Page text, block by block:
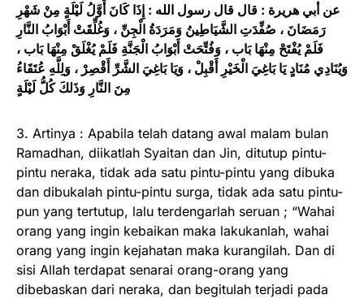
عن أبي هريرة : قال قال رسول الله : إِذَا كَانَ أَوَّلُ لَيْلَةٍ مِنْ شَهْرِ
رَمَضَانَ ، صُفِّدَتِ الشَّيَاطِينُ وَمَرَدَةُ الْجِنِّ ، وَغُلِّقَتْ أَبْوَابُ النَّارِ
فَلَمْ يُفْتَحْ مِنْهَا بَاب ، وَفُتِّحَتْ أَبْوَابُ الْجَنَّةِ فَلَمْ يُغْلَقْ مِنْهَا بَاب ،
وَيُنَادِي مُنَادٍ يَا بَاغِيَ الْخَيْرِ أَقْبِلْ ، وَيَا بَاغِيَ الشَّرِّ أَقْصِرْ ، وَلِلَّهِ عُتَقَاءُ
مِنَ النَّارِ وَذَلكَ كُلُّ لَيْلَةٍ
3. Artinya : Apabila telah datang awal malam bulan
Ramadhan, diikatlah Syaitan dan Jin, ditutup pintu-
pintu neraka, tidak ada satu pintu-pintu yang dibuka
dan dibukalah pintu-pintu surga, tidak ada satu pintu-
pun yang tertutup, lalu terdengarlah seruan ; “Wahai
orang yang ingin kebaikan maka lakukanlah, wahai
orang yang ingin kejahatan maka kurangilah. Dan di
sisi Allah terdapat senarai orang-orang yang
dibebaskan dari neraka, dan begitulah terjadi pada